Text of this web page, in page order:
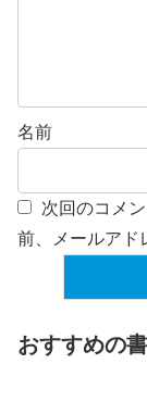
名前
次回のコメ
前、メールアド
おすすめの